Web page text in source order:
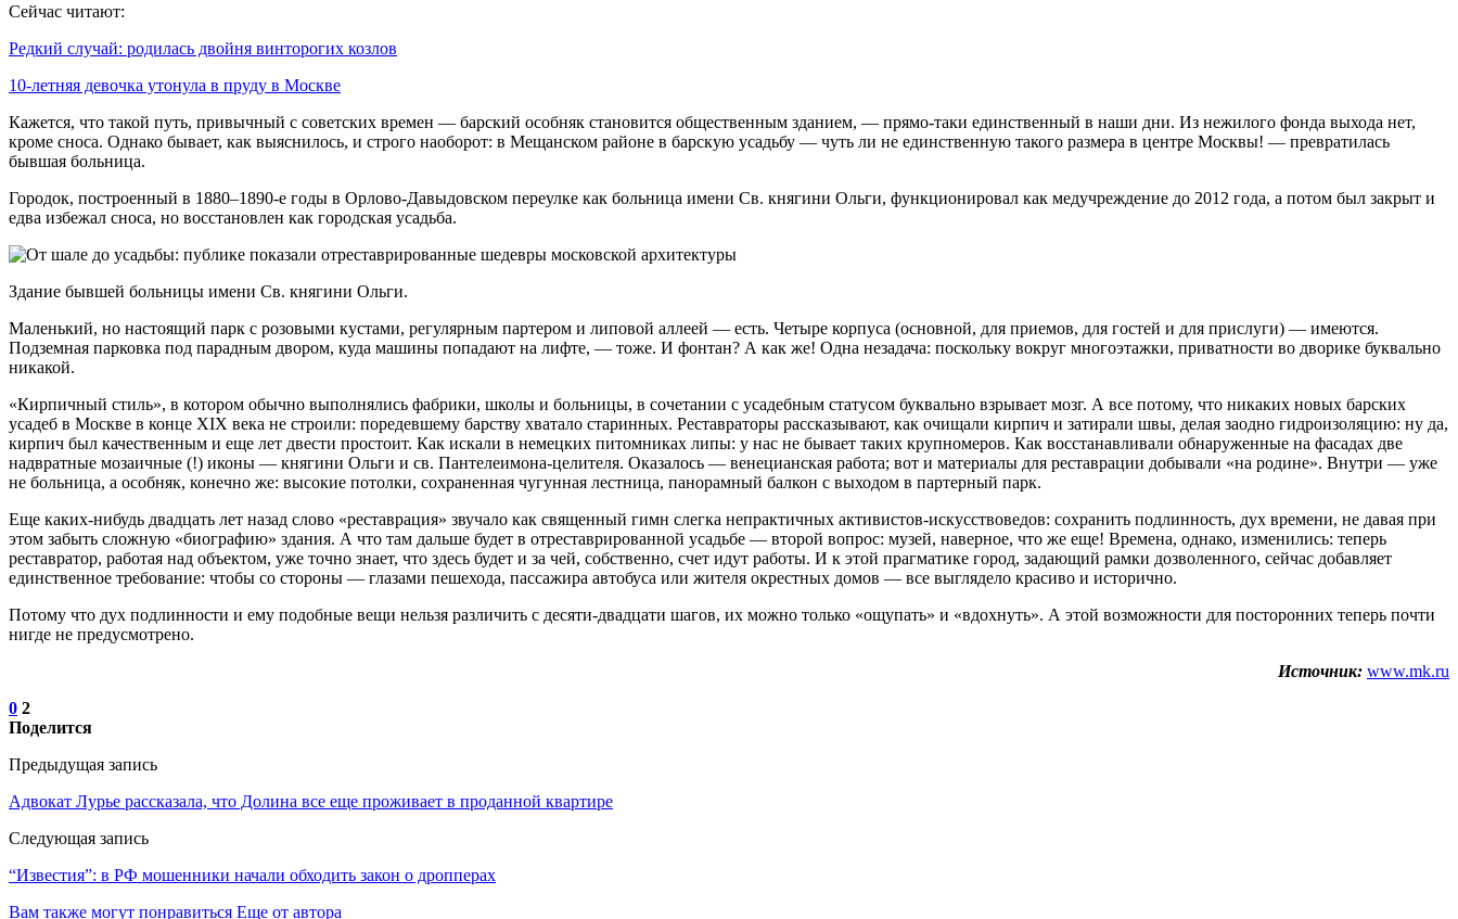
Сейчас читают:
Редкий случай: родилась двойня винторогих козлов
10-летняя девочка утонула в пруду в Москве
Кажется, что такой путь, привычный с советских времен — барский особняк становится общественным зданием, — прямо-таки единственный в наши дни. Из нежилого фонда выхода нет,
кроме сноса. Однако бывает, как выяснилось, и строго наоборот: в Мещанском районе в барскую усадьбу — чуть ли не единственную такого размера в центре Москвы! — превратилась
бывшая больница.
Городок, построенный в 1880–1890-е годы в Орлово-Давыдовском переулке как больница имени Св. княгини Ольги, функционировал как медучреждение до 2012 года, а потом был закрыт и
едва избежал сноса, но восстановлен как городская усадьба.
Здание бывшей больницы имени Св. княгини Ольги.
Маленький, но настоящий парк с розовыми кустами, регулярным партером и липовой аллеей — есть. Четыре корпуса (основной, для приемов, для гостей и для прислуги) — имеются.
Подземная парковка под парадным двором, куда машины попадают на лифте, — тоже. И фонтан? А как же! Одна незадача: поскольку вокруг многоэтажки, приватности во дворике буквально
никакой.
«Кирпичный стиль», в котором обычно выполнялись фабрики, школы и больницы, в сочетании с усадебным статусом буквально взрывает мозг. А все потому, что никаких новых барских
усадеб в Москве в конце XIX века не строили: поредевшему барству хватало старинных. Реставраторы рассказывают, как очищали кирпич и затирали швы, делая заодно гидроизоляцию: ну да,
кирпич был качественным и еще лет двести простоит. Как искали в немецких питомниках липы: у нас не бывает таких крупномеров. Как восстанавливали обнаруженные на фасадах две
надвратные мозаичные (!) иконы — княгини Ольги и св. Пантелеимона-целителя. Оказалось — венецианская работа; вот и материалы для реставрации добывали «на родине». Внутри — уже
не больница, а особняк, конечно же: высокие потолки, сохраненная чугунная лестница, панорамный балкон с выходом в партерный парк.
Еще каких-нибудь двадцать лет назад слово «реставрация» звучало как священный гимн слегка непрактичных активистов-искусствоведов: сохранить подлинность, дух времени, не давая при
этом забыть сложную «биографию» здания. А что там дальше будет в отреставрированной усадьбе — второй вопрос: музей, наверное, что же еще! Времена, однако, изменились: теперь
реставратор, работая над объектом, уже точно знает, что здесь будет и за чей, собственно, счет идут работы. И к этой прагматике город, задающий рамки дозволенного, сейчас добавляет
единственное требование: чтобы со стороны — глазами пешехода, пассажира автобуса или жителя окрестных домов — все выглядело красиво и исторично.
Потому что дух подлинности и ему подобные вещи нельзя различить с десяти-двадцати шагов, их можно только «ощупать» и «вдохнуть». А этой возможности для посторонних теперь почти
нигде не предусмотрено.
Источник: www.mk.ru
0 2
Поделится
Предыдущая запись
Адвокат Лурье рассказала, что Долина все еще проживает в проданной квартире
Следующая запись
“Известия”: в РФ мошенники начали обходить закон о дропперах
Вам также могут понравиться Еще от автора